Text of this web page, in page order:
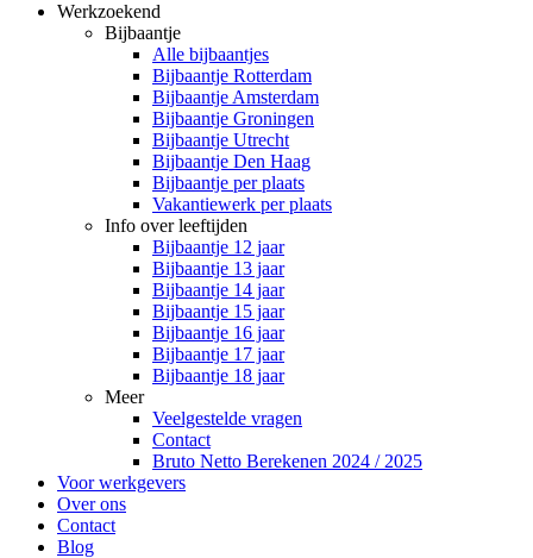
Werkzoekend
Bijbaantje
Alle bijbaantjes
Bijbaantje Rotterdam
Bijbaantje Amsterdam
Bijbaantje Groningen
Bijbaantje Utrecht
Bijbaantje Den Haag
Bijbaantje per plaats
Vakantiewerk per plaats
Info over leeftijden
Bijbaantje 12 jaar
Bijbaantje 13 jaar
Bijbaantje 14 jaar
Bijbaantje 15 jaar
Bijbaantje 16 jaar
Bijbaantje 17 jaar
Bijbaantje 18 jaar
Meer
Veelgestelde vragen
Contact
Bruto Netto Berekenen 2024 / 2025
Voor werkgevers
Over ons
Contact
Blog